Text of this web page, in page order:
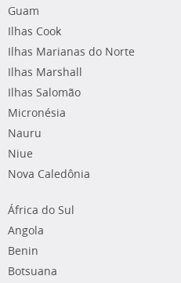
Guam
Ilhas Cook
Ilhas Marianas do Norte
Ilhas Marshall
Ilhas Salomão
Micronésia
Nauru
Niue
Nova Caledônia
África do Sul
Angola
Benin
Botsuana